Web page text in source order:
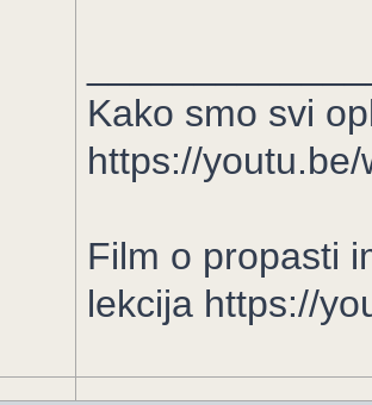
Kako smo svi
https://
Film o propasti
lekcija https://